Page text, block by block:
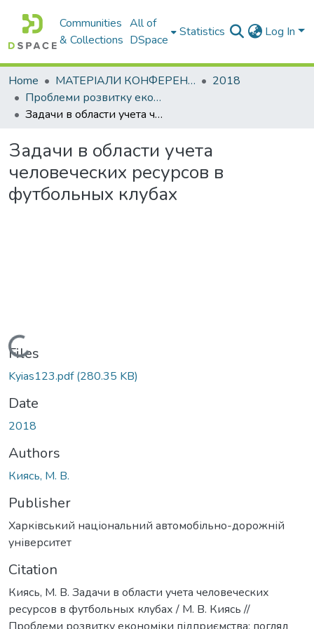
Communities
& Collections
All of
DSpace
Statistics Log In
Home МАТЕРІАЛИ КОНФЕРЕНЦІЙ
2018
Проблеми розвитку економіки підприємства: погляд молоді
Задачи в области учета человеческих ресурсов в футбольных клубах
Задачи в области учета
человеческих ресурсов в
футбольных клубах
Loading...
Files
Kyias123.pdf(280.35 KB)
Date
2018
Authors
Киясь, М. В.
Publisher
Харківський національний автомобільно-дорожній
університет
Citation
Киясь, М. В. Задачи в области учета человеческих
ресурсов в футбольных клубах / М. В. Киясь //